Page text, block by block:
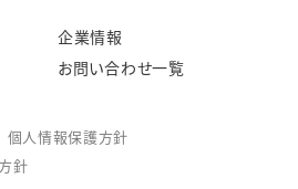
企業情報
お問い合わせ一覧
個人情報保護方針
針